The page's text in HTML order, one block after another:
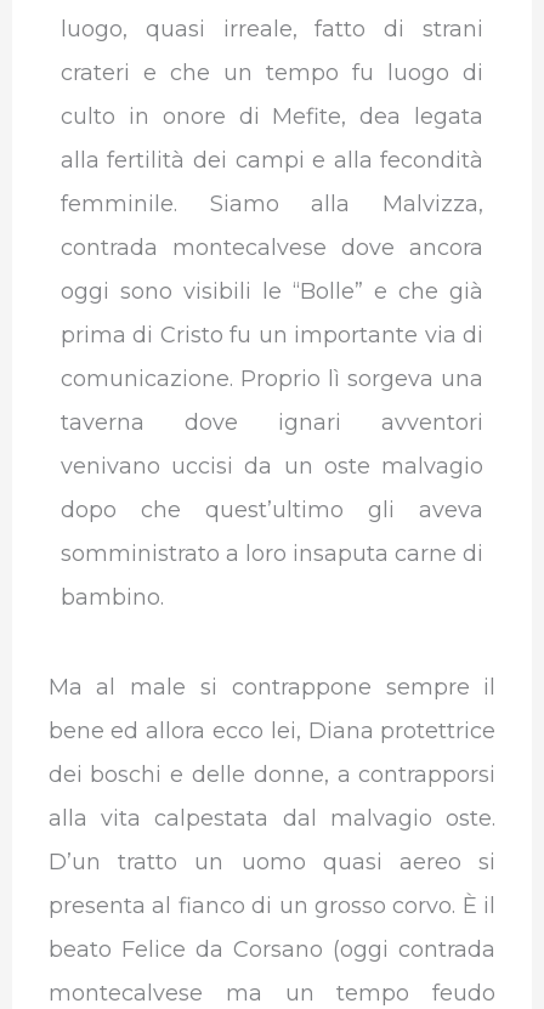
luogo, quasi irreale, fatto di strani
crateri e che un tempo fu luogo di
culto in onore di Mefite, dea legata
alla fertilità dei campi e alla fecondità
femminile. Siamo alla Malvizza,
contrada montecalvese dove ancora
oggi sono visibili le “Bolle” e che già
prima di Cristo fu un importante via di
comunicazione. Proprio lì sorgeva una
taverna dove ignari avventori
venivano uccisi da un oste malvagio
dopo che quest’ultimo gli aveva
somministrato a loro insaputa carne di
bambino.
Ma al male si contrappone sempre il
bene ed allora ecco lei, Diana protettrice
dei boschi e delle donne, a contrapporsi
alla vita calpestata dal malvagio oste.
D’un tratto un uomo quasi aereo si
presenta al fianco di un grosso corvo. È il
beato Felice da Corsano (oggi contrada
montecalvese ma un tempo feudo